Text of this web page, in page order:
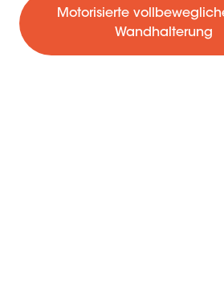
Motorisierte
Wandhalterung